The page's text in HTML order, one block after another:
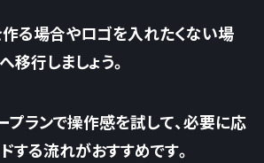
る場合やロゴを入れたくない場
移行しましょう。
プランで操作感を試して、必要に応
する流れがおすすめです。